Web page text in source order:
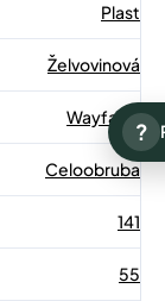
Plast
Želvovinová
Wayfarer
Celoobruba
141
55
?